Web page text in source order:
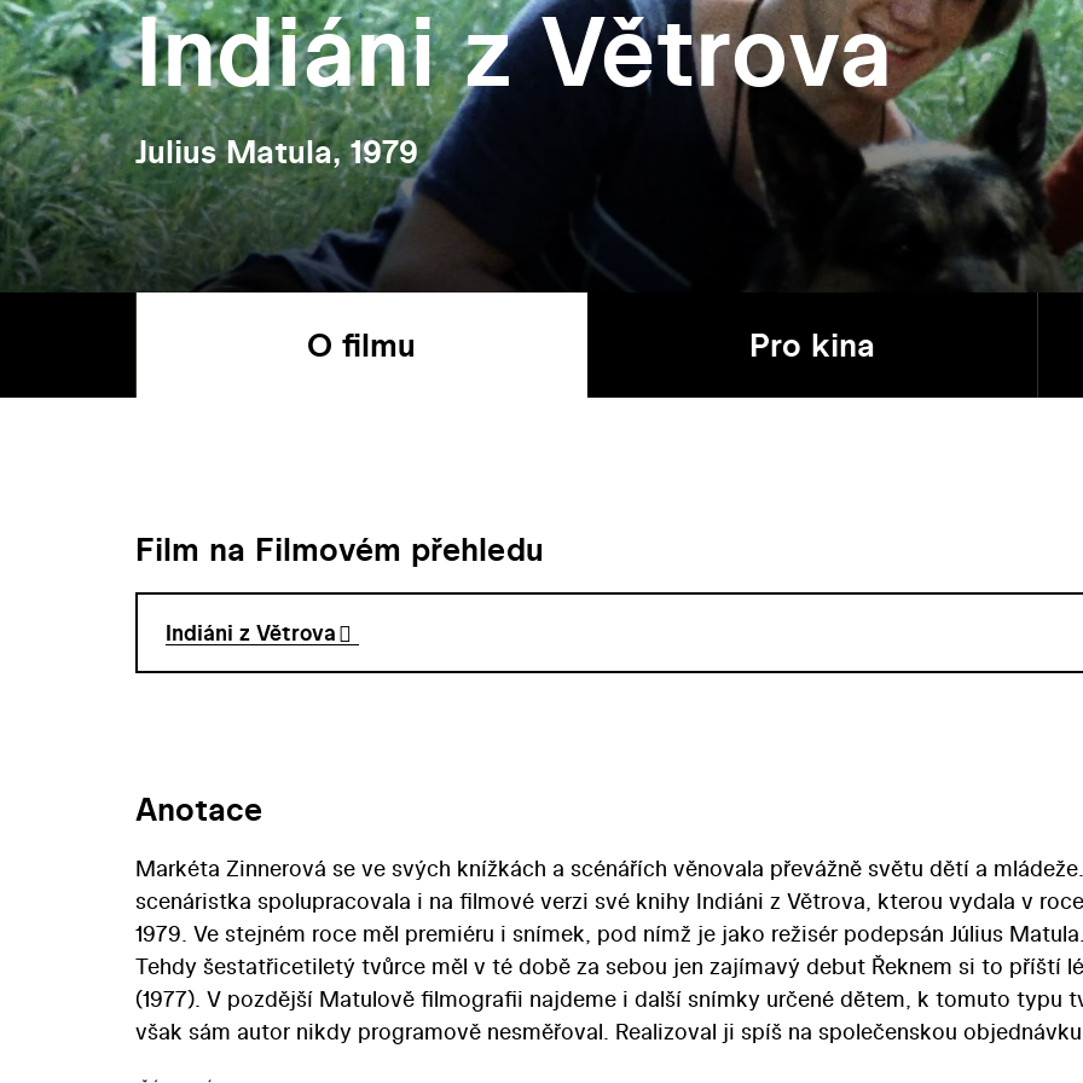
Indiáni z Větrova
Julius Matula, 1979
O filmu Pro kina
Film na Filmovém přehledu
Indiáni z Větrova
Anotace
Markéta Zinnerová se ve svých knížkách a scénářích věnovala převážně světu dětí a
scenáristka spolupracovala i na filmové verzi své knihy Indiáni z Větrova, kterou vydala v roce
1979. Ve stejném roce měl premiéru i snímek, pod nímž je jako režisér podepsán Július
Tehdy šestatřicetiletý tvůrce měl v té době za sebou jen zajímavý debut Řeknem si to příští
(1977). V pozdější Matulově filmografii najdeme i další snímky určené dětem, k tomuto typu
však sám autor nikdy programově nesměřoval. Realizoval ji spíš na společenskou